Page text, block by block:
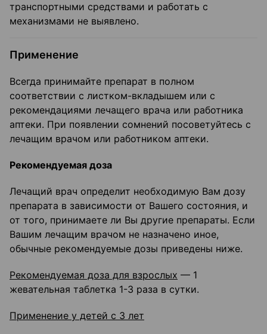
транспортными средствами и работать с
механизмами не выявлено.
Применение
Всегда принимайте препарат в полном
соответствии с листком-вкладышем или с
рекомендациями лечащего врача или работника
аптеки. При появлении сомнений посоветуйтесь с
лечащим врачом или работником аптеки.
Рекомендуемая доза
Лечащий врач определит необходимую Вам дозу
препарата в зависимости от Вашего состояния, и
от того, принимаете ли Вы другие препараты. Если
Вашим лечащим врачом не назначено иное,
обычные рекомендуемые дозы приведены ниже.
Рекомендуемая доза для взрослых — 1
жевательная таблетка 1-3 раза в сутки.
Применение у детей с 3 лет